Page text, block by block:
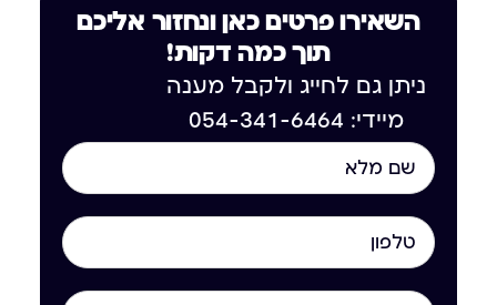
השאירו פרטים כאן ונחזור אליכם
תוך כמה דקות!
ניתן גם לחייג ולקבל מענה
מיידי: 054-341-6464